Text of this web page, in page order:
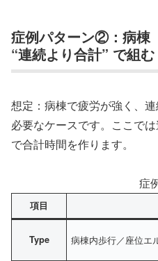
症例パターン②：病棟
“連続より合計” で組む
想定：病棟で疲労が強く、
必要なケースです。ここで
で合計時間を作ります。
症
項目
Type 病棟内歩行／座位エ